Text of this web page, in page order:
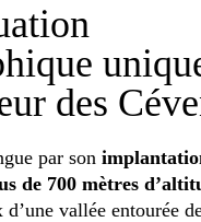
des
par son
de 700 mètres
d’une vallée entourée